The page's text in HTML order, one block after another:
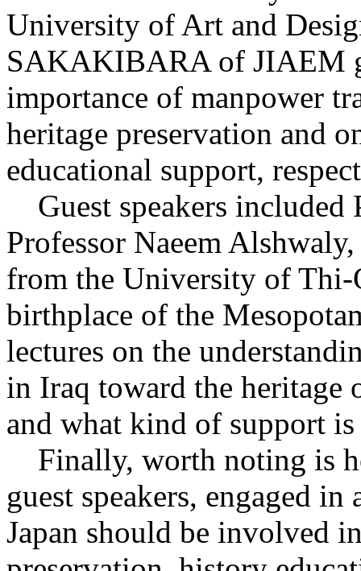
University of Art and
SAKAKIBARA of JIAEM
importance of manpower
heritage preservation and
educational support,
Guest speakers included
Professor Naeem
from the University of Thi-
birthplace of the
lectures on the
in Iraq toward the
and what kind of support
Finally, worth noting is
guest speakers, engaged
Japan should be involved